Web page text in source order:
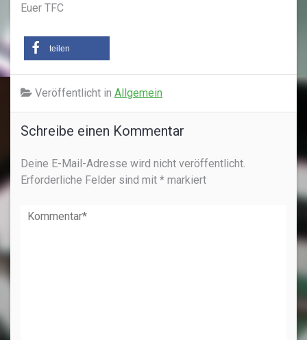
Euer TFC
teilen
Veröffentlicht in Allgemein
Schreibe einen Kommentar
Deine E-Mail-Adresse wird nicht veröffentlicht.
Erforderliche Felder sind mit * markiert